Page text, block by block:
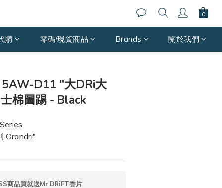
購 零碼/現貨商品 Brands 關於我們
5AW-D11 "大DRi大
棉圖踢 - Black
Orandri"
商品買就送Mr.DRiFT香片